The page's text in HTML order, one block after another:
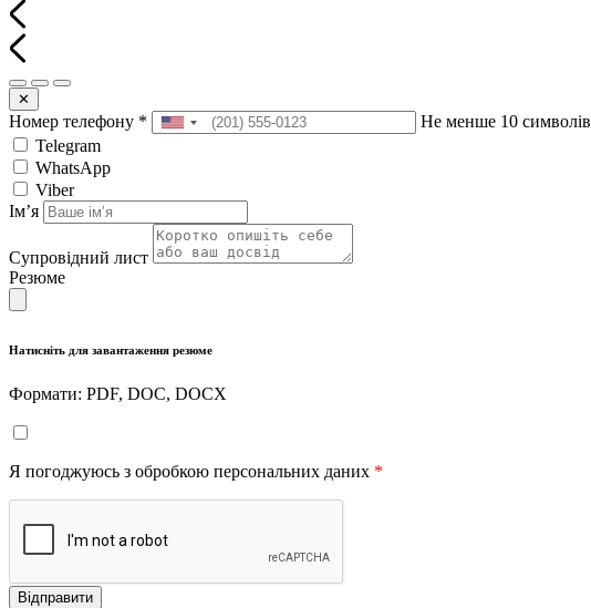
✕
Номер телефону *
Не менше 10 символів
Telegram
WhatsApp
Viber
Імʼя
Супровідний лист
Резюме
Натисніть для завантаження резюме
Формати: PDF, DOC, DOCX
Я погоджуюсь з обробкою персональних даних *
Відправити